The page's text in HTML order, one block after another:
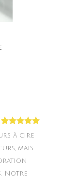
Noté
sur 5
basé sur
client
à cire
mais
Notre